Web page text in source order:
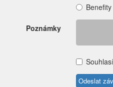
Poznámky